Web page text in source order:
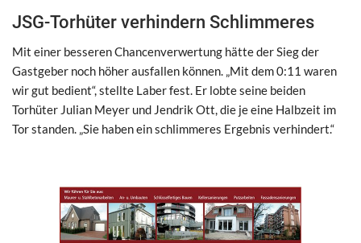
JSG-Torhüter verhindern Schlimmeres
Mit einer besseren Chancenverwertung hätte der Sieg der
Gastgeber noch höher ausfallen können. „Mit dem 0:11 waren
wir gut bedient“, stellte Laber fest. Er lobte seine beiden
Torhüter Julian Meyer und Jendrik Ott, die je eine Halbzeit im
Tor standen. „Sie haben ein schlimmeres Ergebnis verhindert.“